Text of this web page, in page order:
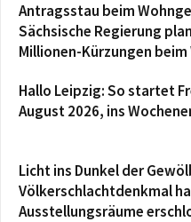
Antragsstau beim
Sächsische Regierung
Millionen-Kürzungen
Hallo Leipzig: So startet
August 2026, ins
Licht ins Dunkel der
Völkerschlachtdenkmal
Ausstellungsräume